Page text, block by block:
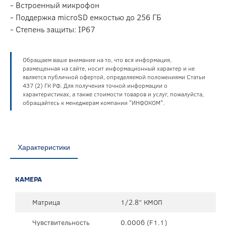
- Встроенный микрофон
- Поддержка microSD емкостью до 256 ГБ
- Степень защиты: IP67
Обращаем ваше внимание на то, что вся информация,
размещенная на сайте, носит информационный характер и не
является публичной офертой, определяемой положениями Статьи
437 (2) ГК РФ. Для получения точной информации о
характеристиках, а также стоимости товаров и услуг, пожалуйста,
обращайтесь к менеджерам компании "ИНФОКОМ".
Характеристики
КАМЕРА
Матрица
1/2.8” КМОП
Чувствительность
0.0006 (F1.1)